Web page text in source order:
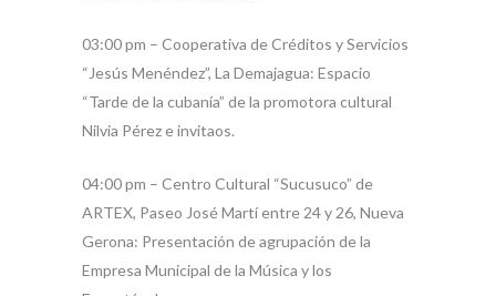
03:00 pm – Cooperativa de Créditos y Servicios
“Jesús Menéndez”, La Demajagua: Espacio
“Tarde de la cubanía” de la promotora cultural
Nilvia Pérez e invitaos.
04:00 pm – Centro Cultural “Sucusuco” de
ARTEX, Paseo José Martí entre 24 y 26, Nueva
Gerona: Presentación de agrupación de la
Empresa Municipal de la Música y los